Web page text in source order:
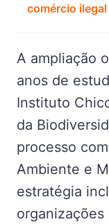
comércio
A ampliação
anos de
Instituto
da
processo
Ambiente e
estratégia
organizações